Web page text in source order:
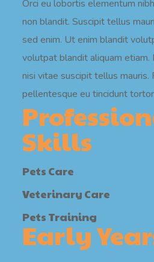
Orci eu lobortis elementum
non blandit. Suscipit tellus
sed enim. Ut enim blandit
volutpat blandit aliquam etiam.
nisi vitae suscipit tellus mauris.
pellentesque eu tincidunt
Skills
Pets Care
Veterinary Care
Pets Training
Early